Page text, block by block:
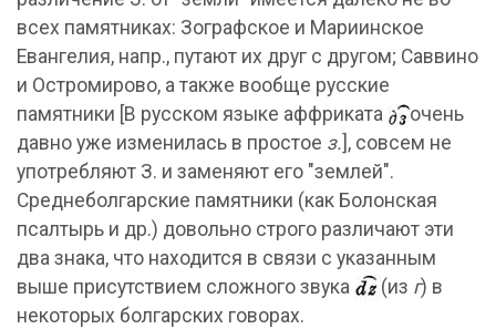
всех памятниках: Зографское и Мариинское
Евангелия, напр., путают их друг с другом; Саввино
и Остромирово, а также вообще русские
памятники [В русском языке аффриката
очень
давно уже изменилась в простое з.], совсем не
употребляют З. и заменяют его "землей".
Среднеболгарские памятники (как Болонская
псалтырь и др.) довольно строго различают эти
два знака, что находится в связи с указанным
выше присутствием сложного звука
(из г) в
некоторых болгарских говорах.